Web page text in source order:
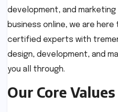
development, and
business online, we are
certified experts with
design, development, and
you all through.
Our Core Values